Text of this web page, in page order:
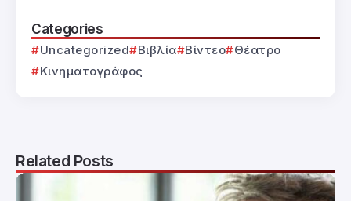
Categories
Uncategorized Βιβλία Βίντεο
Θέατρο
Κινηματογράφος
Related Posts